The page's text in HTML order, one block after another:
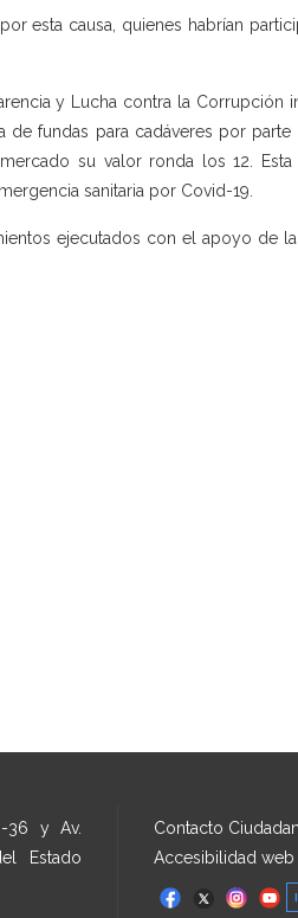
esta causa, quienes habrían
y Lucha contra la Corrupción
fundas para cadáveres por
su valor ronda los 12.
sanitaria por Covid-19.
ejecutados con el apoyo de
36 y Av.
Estado
Contacto
Accesibilidad